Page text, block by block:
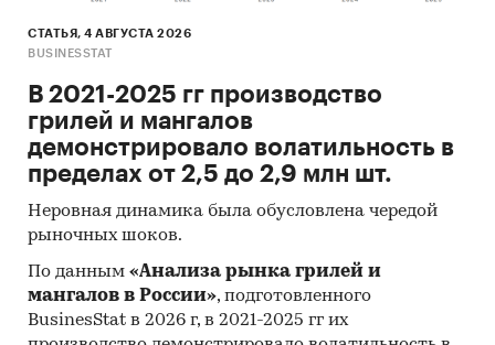
СТАТЬЯ, 4 АВГУСТА 2026
BUSINESSTAT
В 2021-2025 гг производство
грилей и мангалов
демонстрировало волатильность в
пределах от 2,5 до 2,9 млн шт.
Неровная динамика была обусловлена чередой
рыночных шоков.
По данным «Анализа рынка грилей и
мангалов в России», подготовленного
BusinesStat в 2026 г, в 2021-2025 гг их